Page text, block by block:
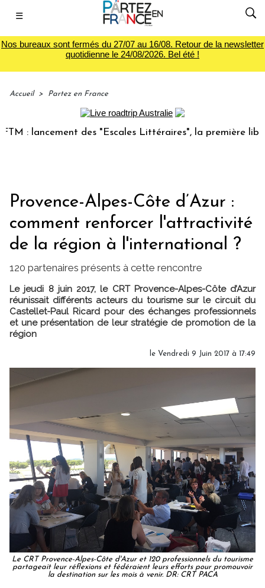
☰
Nos bureaux sont fermés du 27/07 au 16/08. Retour de la newsletter
quotidienne le 24/08/2026. Bel été !
Accueil > Partez en France
des "Escales Littéraires", la première librairie du
Provence-Alpes-Côte d’Azur :
comment renforcer l'attractivité
de la région à l'international ?
120 partenaires présents à cette rencontre
Le jeudi 8 juin 2017, le CRT Provence-Alpes-Côte d’Azur
réunissait différents acteurs du tourisme sur le circuit du
Castellet-Paul Ricard pour des échanges professionnels
et une présentation de leur stratégie de promotion de la
région
le Vendredi 9 Juin 2017 à 17:49
Le CRT Provence-Alpes-Côte d'Azur et 120 professionnels du tourisme
partageait leur réflexions et fédéraient leurs efforts pour promouvoir
la destination sur les mois à venir. DR: CRT PACA